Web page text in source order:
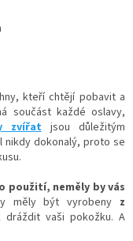
kteří chtějí pobavit a
součást každé oslavy,
zvířatjsou důležitým
nikdy dokonalý, proto se
použití, neměly by vás
měly být vyrobeny z
vaši pokožku. A